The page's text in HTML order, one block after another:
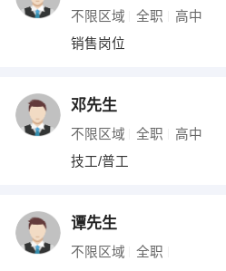
不限区域 全职 高中
销售岗位
邓先生
不限区域 全职 高中
技工/普工
谭先生
不限区域 全职